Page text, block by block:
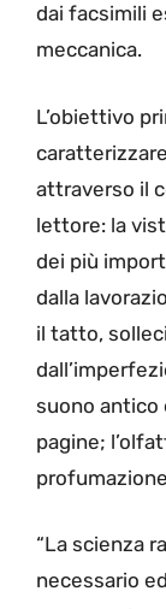
dai facsimili
meccanica.
L’obiettivo
attraverso il
lettore: la
dei più
dalla
il tatto,
suono antico
pagine;
“La scienza
necessario